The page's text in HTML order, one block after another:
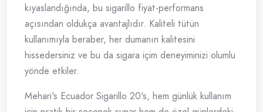
kıyaslandığında, bu sigarillo fiyat-performans
açısından oldukça avantajlıdır. Kaliteli tütün
kullanımıyla beraber, her dumanın kalitesini
hissedersiniz ve bu da sigara içim deneyiminizi olumlu
yönde etkiler.
Mehari's Ecuador Sigarillo 20's, hem günlük kullanım